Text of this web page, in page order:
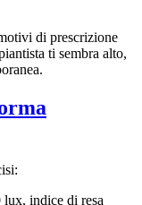
di prescrizione
ti sembra alto,
lux, indice di resa